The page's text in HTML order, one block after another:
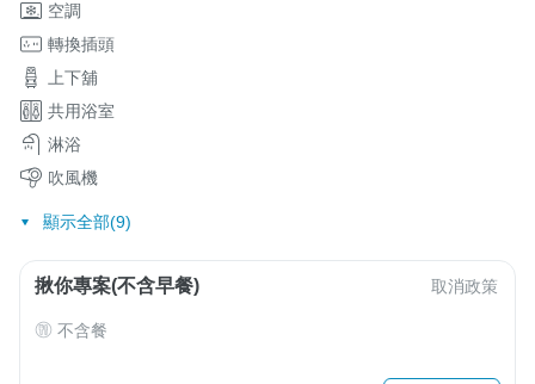
空調
轉換插頭
上下舖
共用浴室
淋浴
吹風機
顯示全部(9)
揪你專案(不含早餐) 取消政策
不含餐